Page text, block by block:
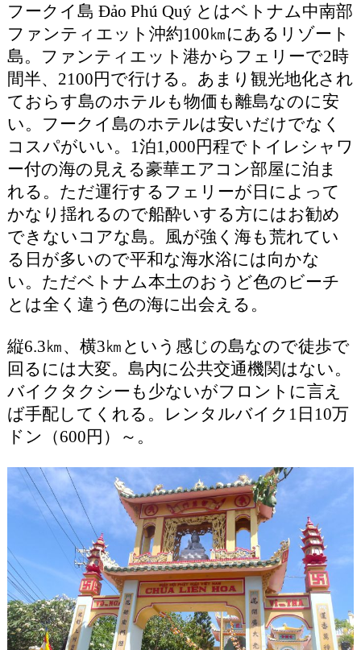
フークイ島 Đảo Phú Quý とはベトナム中南部
ファンティエット沖約100㎞にあるリゾート
島。ファンティエット港からフェリーで2時
間半、2100円で行ける。あまり観光地化され
ておらす島のホテルも物価も離島なのに安
い。フークイ島のホテルは安いだけでなく
コスパがいい。1泊1,000円程でトイレシャワ
ー付の海の見える豪華エアコン部屋に泊ま
れる。ただ運行するフェリーが日によって
かなり揺れるので船酔いする方にはお勧め
できないコアな島。風が強く海も荒れてい
る日が多いので平和な海水浴には向かな
い。ただベトナム本土のおうど色のビーチ
とは全く違う色の海に出会える。
縦6.3㎞、横3㎞という感じの島なので徒歩で
回るには大変。島内に公共交通機関はない。
バイクタクシーも少ないがフロントに言え
ば手配してくれる。レンタルバイク1日10万
ドン（600円）～。